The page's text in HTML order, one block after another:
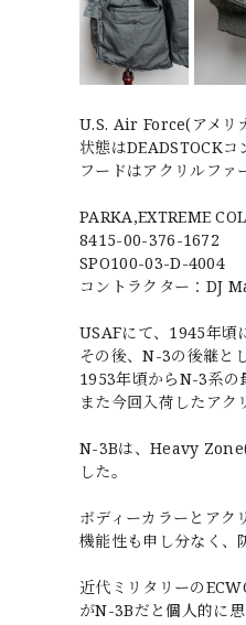
U.S. Air Force(アメリ
状態はDEADSTOCKコ
フードはアクリルファ
PARKA,EXTREME
8415-00-376-1672
SPO100-03-D-4004
コントラクター：DJ
USAFにて、1945年頃
その後、N-3の後継と
1953年頃からN-3系の
また今回入荷したアク
N-3Bは、Heavy
した。
ボディーカラーとアク
機能性も申し分なく、
近代ミリタリーの
がN-3Bだと個人的に思